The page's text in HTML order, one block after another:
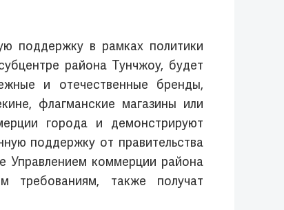
поддержку в рамках политики
района Тунчжоу, будет
и отечественные бренды,
флагманские магазины или
города и демонстрируют
поддержку от правительства
Управлением коммерции района
требованиям, также получат